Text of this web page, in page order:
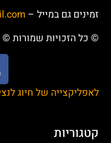
זמינים גם במייל –
© כל הזכויות שמורות ©
לאפליקצייה של חיוג
קטגוריות